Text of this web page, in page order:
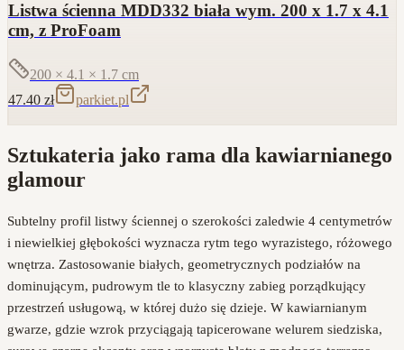
Listwa ścienna MDD332 biała wym. 200 x 1.7 x 4.1
cm, z ProFoam
200 × 4.1 × 1.7 cm
47.40 zł parkiet.pl
Sztukateria jako rama dla kawiarnianego
glamour
Subtelny profil listwy ściennej o szerokości zaledwie 4 centymetrów
i niewielkiej głębokości wyznacza rytm tego wyrazistego, różowego
wnętrza. Zastosowanie białych, geometrycznych podziałów na
dominującym, pudrowym tle to klasyczny zabieg porządkujący
przestrzeń usługową, w której dużo się dzieje. W kawiarnianym
gwarze, gdzie wzrok przyciągają tapicerowane welurem siedziska,